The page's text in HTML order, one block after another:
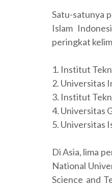
Satu-satunya
Islam
peringkat
1. Institut
2. Universitas
3. Institut
4. Universitas
5. Universitas
Di Asia, lima
National
Science and